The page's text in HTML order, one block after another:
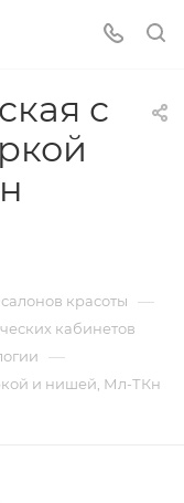
с
красоты —
кабинетов
—
и нишей, Мл-ТКн